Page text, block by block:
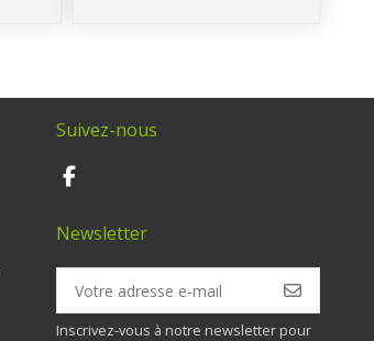
Suivez-nous
Newsletter
Inscrivez-vous à notre newsletter pour